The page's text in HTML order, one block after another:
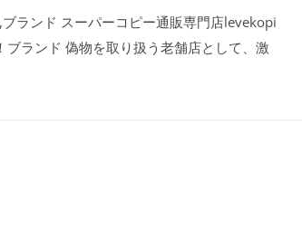
ランド スーパーコピー通販専門店levekopi
ランド 偽物を取り扱う老舗店として、激